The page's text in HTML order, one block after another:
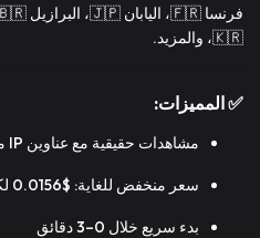
🇰🇷، والمزيد.
✅ المميزات:
مشاهدات حقيقية مع عناوين IP محلية
سعر منخفض للغاية: $0.0156 لكل 1000 مشاهدة
بدء سريع خلال 0–3 دقائق